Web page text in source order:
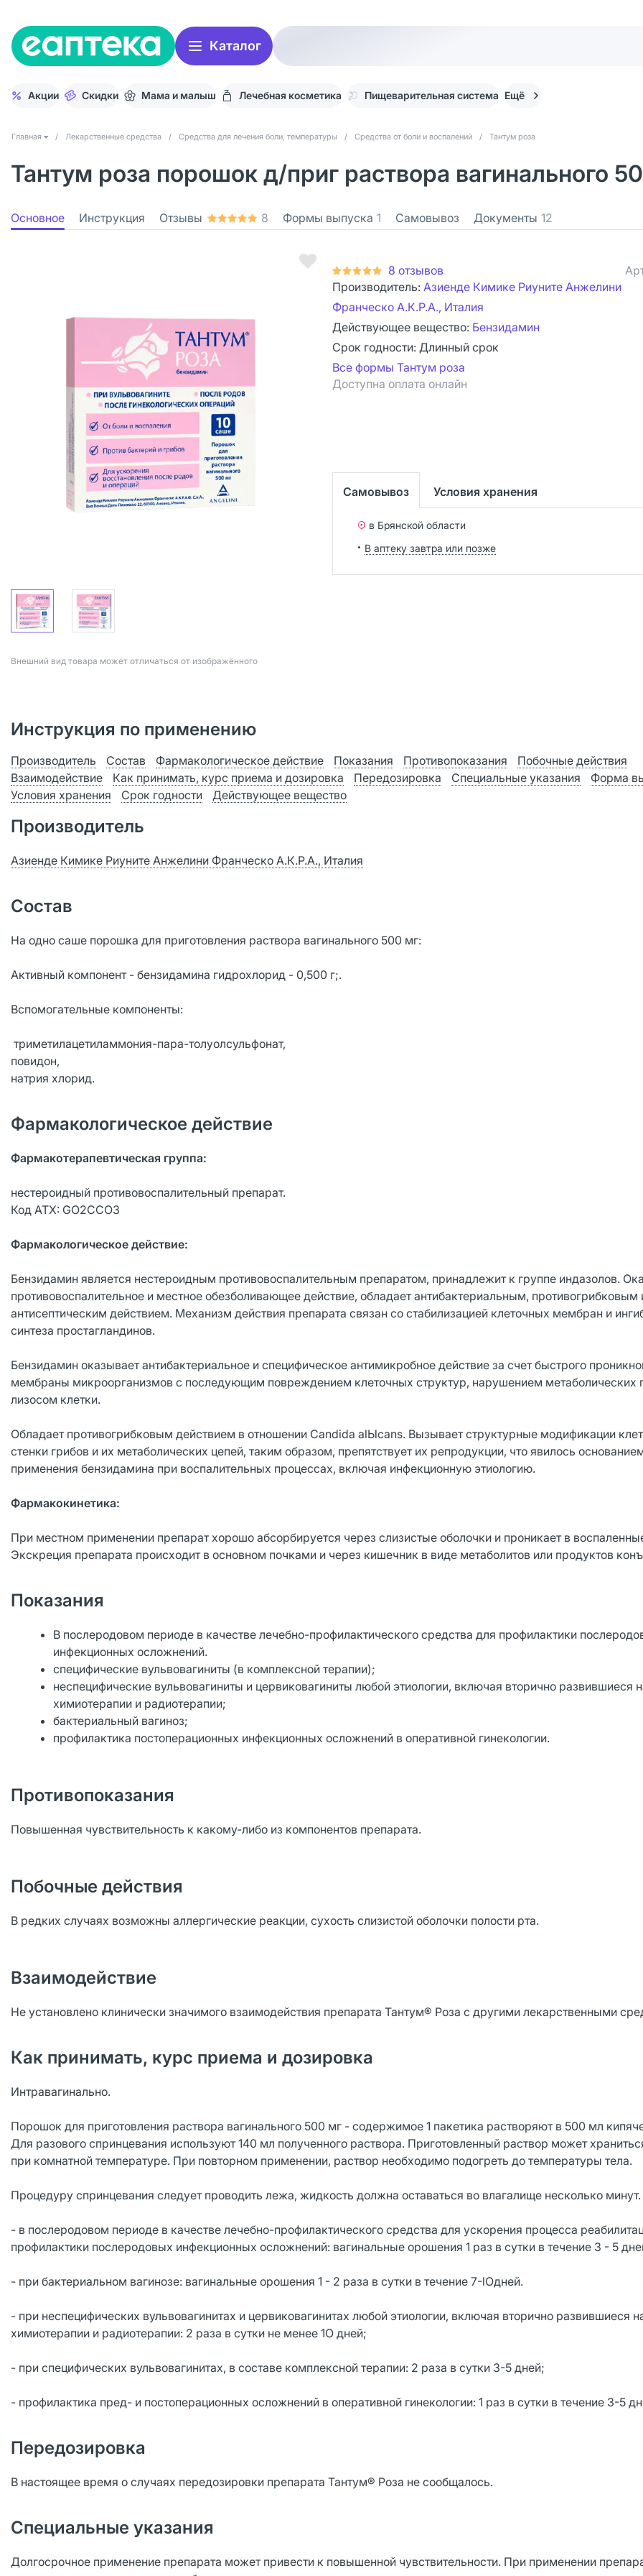
Каталог
Акции Скидки Мама и малыш Лечебная косметика Пищеварительная система Ещё
Главная / Лекарственные средства / Средства для лечения боли, температуры / Средства от боли и воспалений / Тантум роза
Тантум роза порошок д/приг раствора вагинального
Основное Инструкция Отзывы 8 Формы выпуска 1 Самовывоз Документы 12
Bнешний вид товара может отличаться от изображённого
8 отзывов
Производитель: Азиенде Кимике Риуните Анжелини
Франческо А.К.Р.А., Италия
Действующее вещество: Бензидамин
Срок годности: Длинный срок
Все формы Тантум роза
Доступна оплата онлайн
Самовывоз Условия хранения
в Брянской области
В аптеку завтра или позже
Инструкция по применению
Производитель Состав Фармакологическое действие Показания Противопоказания
Побочные действия
Взаимодействие
Как принимать, курс приема и дозировка Передозировка Специальные указания
Форма
Условия хранения
Срок годности Действующее вещество
Производитель
Азиенде Кимике Риуните Анжелини Франческо А.К.Р.А., Италия
Состав
На одно саше порошка для приготовления раствора вагинального 500 мг:
Активный компонент - бензидамина гидрохлорид - 0,500 г;.
Вспомогательные компоненты:
триметилацетиламмония-пара-толуолсульфонат,
повидон,
натрия хлорид.
Фармакологическое действие
Фармакотерапевтическая группа:
нестероидный противовоспалительный препарат.
Код АТХ: GО2ССОЗ
Фармакологическое действие:
Бензидамин является нестероидным противовоспалительным препаратом, принадлежит к группе индазолов.
противовоспалительное и местное обезболивающее действие, обладает антибактериальным, противогрибковым
антисептическим действием. Механизм действия препарата связан со стабилизацией клеточных мембран и
синтеза простагландинов.
Бензидамин оказывает антибактериальное и специфическое антимикробное действие за счет быстрого
мембраны микроорганизмов с последующим повреждением клеточных структур, нарушением метаболических
лизосом клетки.
Обладает противогрибковым действием в отношении Candida alЫcans. Вызывает структурные модификации
стенки грибов и их метаболических цепей, таким образом, препятствует их репродукции, что явилось
применения бензидамина при воспалительных процессах, включая инфекционную этиологию.
Фармакокинетика:
При местном применении препарат хорошо абсорбируется через слизистые оболочки и проникает в
Экскреция препарата происходит в основном почками и через кишечник в виде метаболитов или продуктов
Показания
В послеродовом периоде в качестве лечебно-профилактического средства для профилактики
инфекционных осложнений.
специфические вульвовагиниты (в комплексной терапии);
неспецифические вульвовагиниты и цервиковагиниты любой этиологии, включая вторично развившиеся
химиотерапии и радиотерапии;
бактериальный вагиноз;
профилактика постоперационных инфекционных осложнений в оперативной гинекологии.
Противопоказания
Повышенная чувствительность к какому-либо из компонентов препарата.
Побочные действия
В редких случаях возможны аллергические реакции, сухость слизистой оболочки полости рта.
Взаимодействие
Не установлено клинически значимого взаимодействия препарата Тантум® Роза с другими лекарственными
Как принимать, курс приема и дозировка
Интравагинально.
Порошок для приготовления раствора вагинального 500 мг - содержимое 1 пакетика растворяют в 500 мл
Для разового спринцевания используют 140 мл полученного раствора. Приготовленный раствор может
при комнатной температуре. При повторном применении, раствор необходимо подогреть до температуры тела.
Процедуру спринцевания следует проводить лежа, жидкость должна оставаться во влагалище несколько минут.
- в послеродовом периоде в качестве лечебно-профилактического средства для ускорения процесса
профилактики послеродовых инфекционных осложнений: вагинальные орошения 1 раз в сутки в течение 3 - 5
- при бактериальном вагинозе: вагинальные орошения 1 - 2 раза в сутки в течение 7-lОдней.
- при неспецифических вульвовагинитах и цервиковагинитах любой этиологии, включая вторично развившиеся
химиотерапии и радиотерапии: 2 раза в сутки не менее 1О дней;
- при специфических вульвовагинитах, в составе комплексной терапии: 2 раза в сутки 3-5 дней;
- профилактика пред- и постоперационных осложнений в оперативной гинекологии: 1 раз в сутки в течение 3-5
Передозировка
В настоящее время о случаях передозировки препарата Тантум® Роза не сообщалось.
Специальные указания
Долгосрочное применение препарата может привести к повышенной чувствительности. При применении